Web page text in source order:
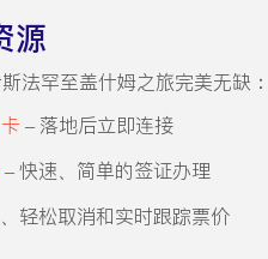
源
法罕至盖什姆之旅完美无缺：
– 落地后立即连接
– 快速、简单的签证办理
轻松取消和实时跟踪票价